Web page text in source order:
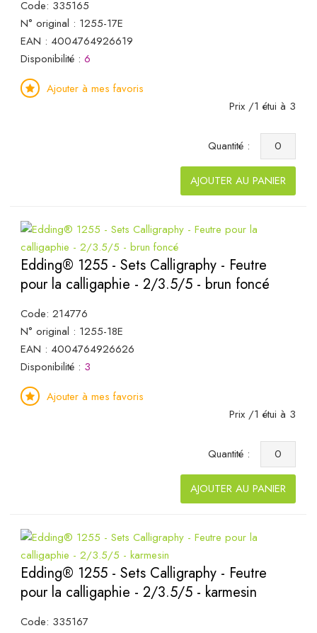
Code: 335165
N° original : 1255-17E
EAN : 4004764926619
Disponibilité : 6
Ajouter à mes favoris
Prix /1 étui à 3
Quantité :
AJOUTER AU PANIER
Edding® 1255 - Sets Calligraphy - Feutre
pour la calligaphie - 2/3.5/5 - brun foncé
Code: 214776
N° original : 1255-18E
EAN : 4004764926626
Disponibilité : 3
Ajouter à mes favoris
Prix /1 étui à 3
Quantité :
AJOUTER AU PANIER
Edding® 1255 - Sets Calligraphy - Feutre
pour la calligaphie - 2/3.5/5 - karmesin
Code: 335167